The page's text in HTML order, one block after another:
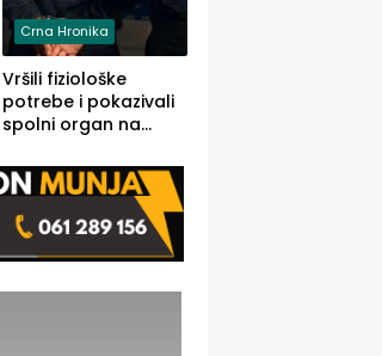
Crna Hronika
Vršili fiziološke
potrebe i pokazivali
spolni organ na
uslijedile kazne